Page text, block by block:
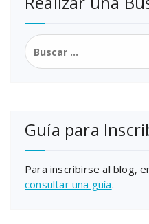
Buscar:
Guía para
Para inscribirse al blog,
consultar una guía.